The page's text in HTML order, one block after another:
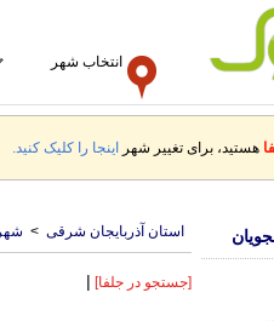
انتخاب شهر
هستید، برای تغییر شهر اینجا را کلیک کنید.
استان آذربایجان شرقی >
[جستجو در جلفا] |